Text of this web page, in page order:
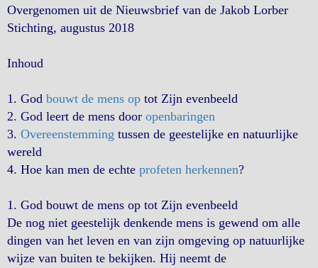
Overgenomen uit de Nieuwsbrief van de Jakob Lorber
Stichting, augustus 2018
Inhoud
1. God bouwt de mens op tot Zijn evenbeeld
2. God leert de mens door openbaringen
3. Overeenstemming tussen de geestelijke en natuurlijke
wereld
4. Hoe kan men de echte profeten herkennen?
1. God bouwt de mens op tot Zijn evenbeeld
De nog niet geestelijk denkende mens is gewend om alle
dingen van het leven en van zijn omgeving op natuurlijke
wijze van buiten te bekijken. Hij neemt de